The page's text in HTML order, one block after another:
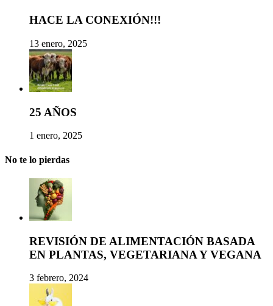
HACE LA CONEXIÓN!!!
13 enero, 2025
25 AÑOS
1 enero, 2025
No te lo pierdas
REVISIÓN DE ALIMENTACIÓN BASADA
EN PLANTAS, VEGETARIANA Y VEGANA
3 febrero, 2024